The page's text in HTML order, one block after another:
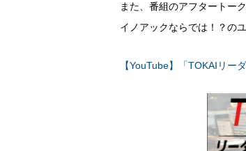
また、番組のアフタートー
イノアックならでは！？の
【YouTube】「TOKAIリ